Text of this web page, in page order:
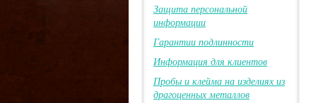
Защита персональной
информации
Гарантии подлинности
Информация для клиентов
Пробы и клейма на изделиях из
драгоценных металлов